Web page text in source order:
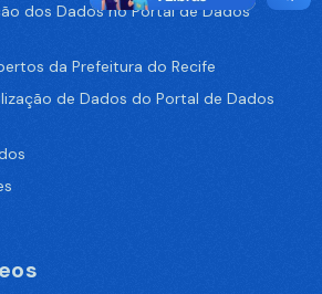
dos Dados no Portal de Dados
da Prefeitura do Recife
de Dados do Portal de Dados